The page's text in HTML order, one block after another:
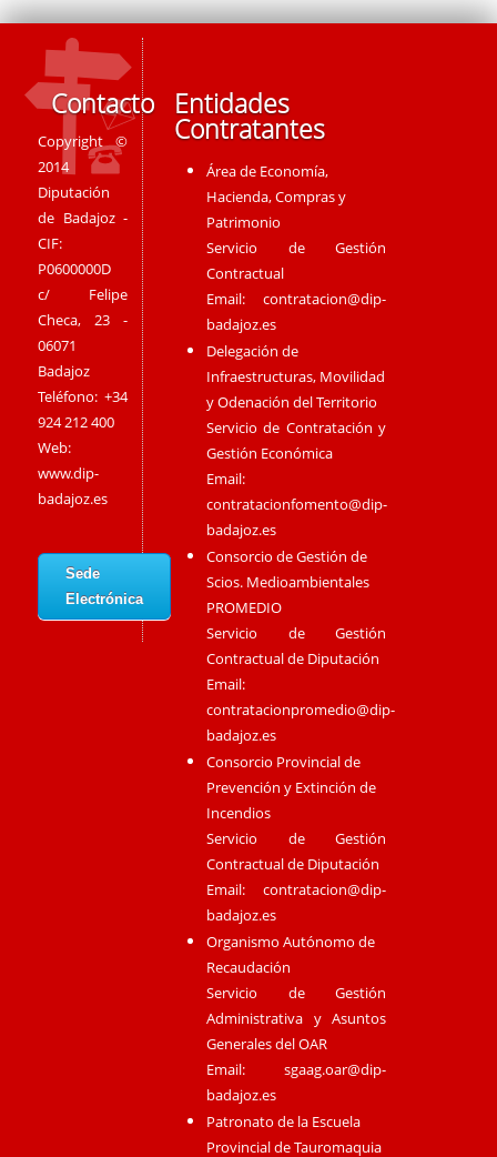
Contacto
Copyright ©
2014
Diputación
de Badajoz -
CIF:
P0600000D
c/ Felipe
Checa, 23 -
06071
Badajoz
Teléfono: +34
924 212 400
Web:
www.dip-
badajoz.es
Sede
Electrónica
Entidades
Contratantes
Área de Economía,
Hacienda, Compras y
Patrimonio
Servicio de Gestión
Contractual
Email:contratacion@dip-
badajoz.es
Delegación de
Infraestructuras, Movilidad
y Odenación del Territorio
Servicio de Contratación y
Gestión Económica
Email:
contratacionfomento@dip-
badajoz.es
Consorcio de Gestión de
Scios. Medioambientales
PROMEDIO
Servicio de Gestión
Contractual de Diputación
Email:
contratacionpromedio@dip-
badajoz.es
Consorcio Provincial de
Prevención y Extinción de
Incendios
Servicio de Gestión
Contractual de Diputación
Email:contratacion@dip-
badajoz.es
Organismo Autónomo de
Recaudación
Servicio de Gestión
Administrativa y Asuntos
Generales del OAR
Email:sgaag.oar@dip-
badajoz.es
Patronato de la Escuela
Provincial de Tauromaquia